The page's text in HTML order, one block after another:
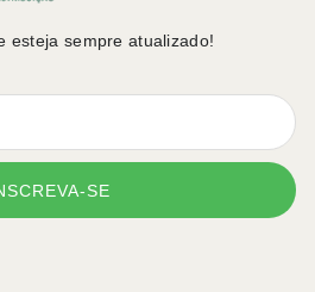
esteja sempre atualizado!
SE